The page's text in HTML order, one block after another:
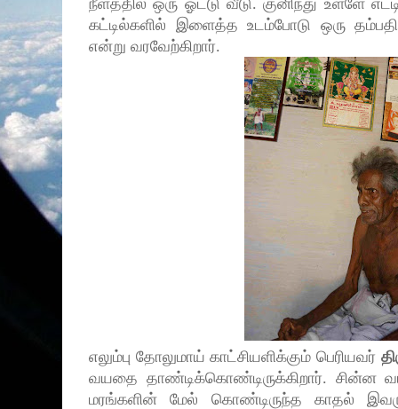
நீளத்தில் ஒரு ஓட்டு வீடு. குனிந்து உள்ளே
கட்டில்களில் இளைத்த உடம்போடு ஒரு
என்று வரவேற்கிறார்.
எலும்பு தோலுமாய் காட்சியளிக்கும் பெரியவர்
வயதை தாண்டிக்கொண்டிருக்கிறார். சின்ன
மரங்களின் மேல் கொண்டிருந்த காதல்